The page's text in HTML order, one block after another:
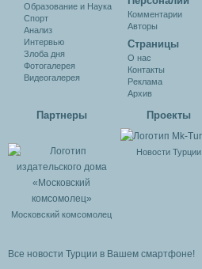
Образование и Наука
Спорт
Анализ
Интервью
Злоба дня
Фотогалерея
Видеогалерея
Комментарии
Авторы
Cтраницы
О нас
Контакты
Реклама
Архив
Партнеры
Московский комсомолец
Проекты
Новости Турции
Все новости Турции в Вашем смартфоне!